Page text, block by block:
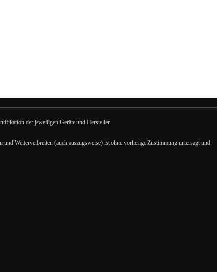
der jeweiligen Geräte und Hersteller.
und Weiterverbreiten (auch auszugsweise) ist ohne vorherige Zustimmung untersagt und